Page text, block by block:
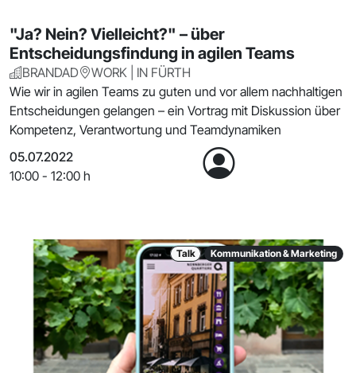
"Ja? Nein? Vielleicht?" – über
Entscheidungsfindung in agilen Teams
BRANDAD
WORK | IN FÜRTH
Wie wir in agilen Teams zu guten und vor allem nachhaltigen
Entscheidungen gelangen – ein Vortrag mit Diskussion über
Kompetenz, Verantwortung und Teamdynamiken
05.07.2022
10:00 - 12:00 h
Talk Kommunikation & Marketing